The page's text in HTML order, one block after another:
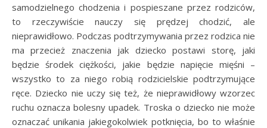
samodzielnego chodzenia i pospieszane przez rodziców,
to rzeczywiście nauczy się prędzej chodzić, ale
nieprawidłowo. Podczas podtrzymywania przez rodzica nie
ma przecież znaczenia jak dziecko postawi storę, jaki
będzie środek ciężkości, jakie będzie napięcie mięśni –
wszystko to za niego robią rodzicielskie podtrzymujące
ręce. Dziecko nie uczy się też, że nieprawidłowy wzorzec
ruchu oznacza bolesny upadek. Troska o dziecko nie może
oznaczać unikania jakiegokolwiek potknięcia, bo to właśnie